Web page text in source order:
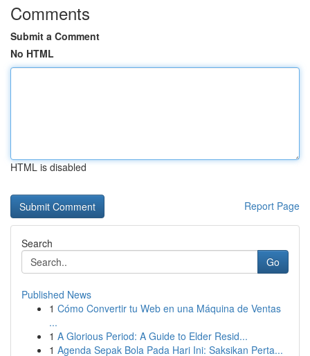
Comments
Submit a Comment
No HTML
HTML is disabled
Report Page
Search
Go
Published News
1 Cómo Convertir tu Web en una Máquina de Ventas
...
1 A Glorious Period: A Guide to Elder Resid...
1 Agenda Sepak Bola Pada Hari Ini: Saksikan Perta...